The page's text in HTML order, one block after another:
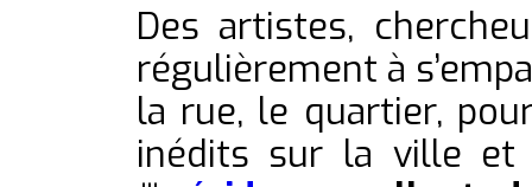
Des artistes,
régulièrement à
la rue, le quartier,
inédits sur la ville et